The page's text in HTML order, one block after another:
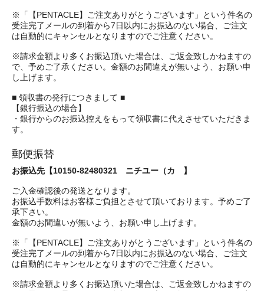
※「【PENTACLE】ご注文ありがとうございます」という件名の
受注完了メールの到着から7日以内にお振込のない場合、ご注文
は自動的にキャンセルとなりますのでご注意ください。
※請求金額より多くお振込頂いた場合は、ご返金致しかねますの
で、予めご了承ください。金額のお間違えが無いよう、お願い申
し上げます。
■ 領収書の発行につきまして ■
【銀行振込の場合】
・銀行からのお振込控えをもって領収書に代えさせていただきま
す。
郵便振替
お振込先【10150-82480321 ニチユー（カ 】
ご入金確認後の発送となります。
お振込手数料はお客様ご負担とさせて頂いております。予めご了
承下さい。
金額のお間違いが無いよう、お願い申し上げます。
※「【PENTACLE】ご注文ありがとうございます」という件名の
受注完了メールの到着から7日以内にお振込のない場合、ご注文
は自動的にキャンセルとなりますのでご注意ください。
※請求金額より多くお振込頂いた場合は、ご返金致しかねますの